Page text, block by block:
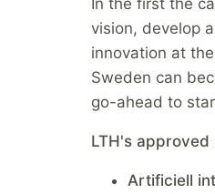
vision, develop
innovation at
Sweden can
go-ahead to
LTH's
Artificiell